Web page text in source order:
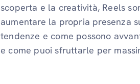
scoperta e la creatività, Reels
aumentare la propria presenza
tendenze e come possono
e come puoi sfruttarle per